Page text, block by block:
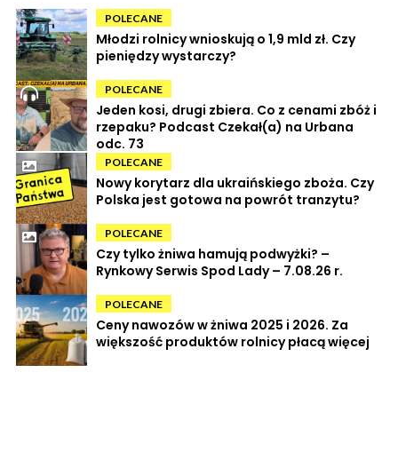
POLECANE
Młodzi rolnicy wnioskują o 1,9 mld zł. Czy
pieniędzy wystarczy?
POLECANE
Jeden kosi, drugi zbiera. Co z cenami zbóż i
rzepaku? Podcast Czekał(a) na Urbana
odc. 73
POLECANE
Nowy korytarz dla ukraińskiego zboża. Czy
Polska jest gotowa na powrót tranzytu?
POLECANE
Czy tylko żniwa hamują podwyżki? –
Rynkowy Serwis Spod Lady – 7.08.26 r.
POLECANE
Ceny nawozów w żniwa 2025 i 2026. Za
większość produktów rolnicy płacą więcej